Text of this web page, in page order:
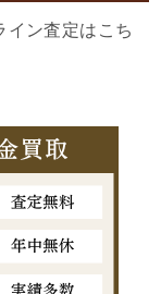
イン査定はこち